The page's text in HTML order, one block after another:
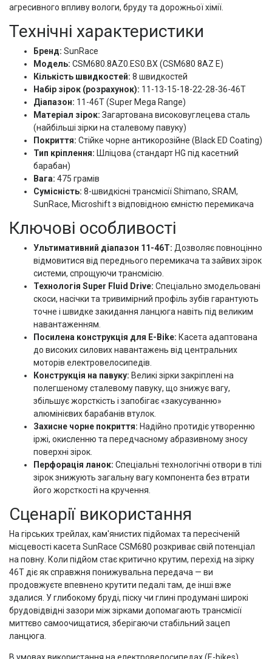
агресивного впливу вологи, бруду та дорожньої хімії.
Технічні характеристики
Бренд: SunRace
Модель: CSM680.8AZ0.ES0.BX (CSM680 8AZ E)
Кількість швидкостей: 8 швидкостей
Набір зірок (розрахунок): 11-13-15-18-22-28-36-46T
Діапазон: 11-46Т (Super Mega Range)
Матеріал зірок: Загартована високовуглецева сталь
(найбільші зірки на сталевому павуку)
Покриття: Стійке чорне антикорозійне (Black ED Coating)
Тип кріплення: Шліцова (стандарт HG під касетний
барабан)
Вага: 475 грамів
Сумісність: 8-швидкісні трансмісії Shimano, SRAM,
SunRace, Microshift з відповідною ємністю перемикача
Ключові особливості
Ультимативний діапазон 11-46Т: Дозволяє повноцінно
відмовитися від переднього перемикача та зайвих зірок
системи, спрощуючи трансмісію.
Технологія Super Fluid Drive: Спеціально змодельовані
скоси, насічки та тривимірний профіль зубів гарантують
точне і швидке закидання ланцюга навіть під великим
навантаженням.
Посилена конструкція для E-Bike: Касета адаптована
до високих силових навантажень від центральних
моторів електровелосипедів.
Конструкція на павуку: Великі зірки закріплені на
полегшеному сталевому павуку, що знижує вагу,
збільшує жорсткість і запобігає «закусуванню»
алюмінієвих барабанів втулок.
Захисне чорне покриття: Надійно протидіє утворенню
іржі, окисленню та передчасному абразивному зносу
поверхні зірок.
Перфорація ланок: Спеціальні технологічні отвори в тілі
зірок знижують загальну вагу компонента без втрати
його жорсткості на кручення.
Сценарії використання
На гірських трейлах, кам'янистих підйомах та пересіченій
місцевості касета SunRace CSM680 розкриває свій потенціал
на повну. Коли підйом стає критично крутим, перехід на зірку
46Т діє як справжня понижувальна передача — ви
продовжуєте впевнено крутити педалі там, де інші вже
здалися. У глибокому бруді, піску чи глині продумані широкі
брудовідвідні зазори між зірками допомагають трансмісії
миттєво самоочищатися, зберігаючи стабільний зацеп
ланцюга.